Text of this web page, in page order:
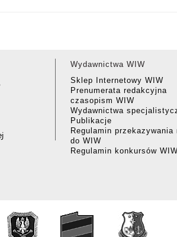
Wydawnictwa WIW
Sklep Internetowy WIW
Prenumerata redakcyjna
czasopism WIW
Wydawnictwa
Publikacje
Regulamin przekazywania
do WIW
Regulamin konkursów WIW